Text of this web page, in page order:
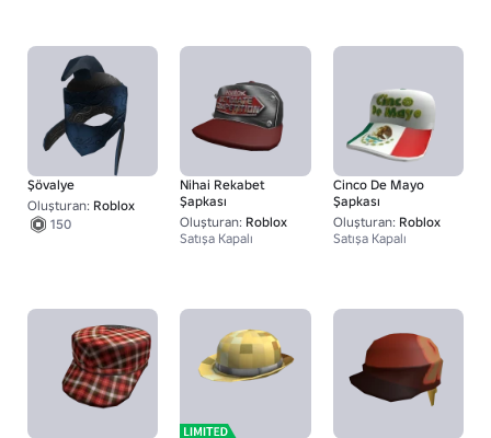
Şövalye
Oluşturan: Roblox
150
Nihai Rekabet
Şapkası
Oluşturan: Roblox
Satışa Kapalı
Cinco De Mayo
Şapkası
Oluşturan: Roblox
Satışa Kapalı